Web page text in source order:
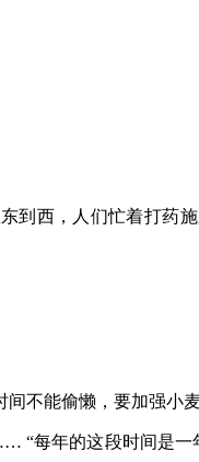
到西，人们忙着打药
不能偷懒，要加强小
“每年的这段时间是一